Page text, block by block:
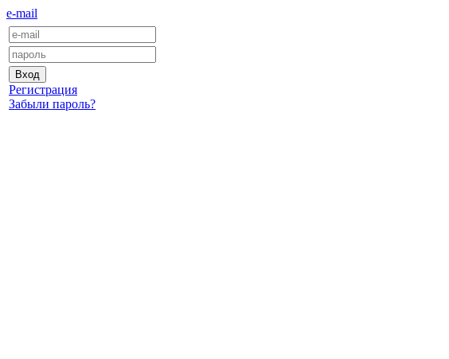
e-mail
Регистрация
Забыли пароль?